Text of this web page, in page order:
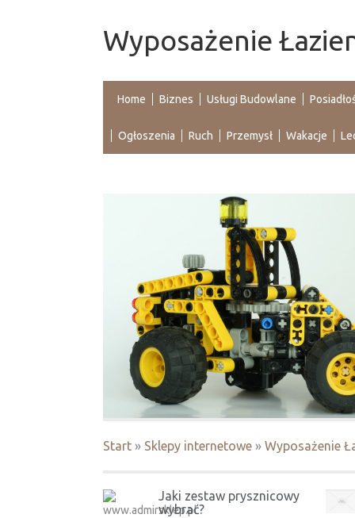
Wyposażenie
Home Biznes Usługi Budowlane
Ogłoszenia Ruch Przemysł Wakacje
Start » Sklepy internetowe » Wyposażenie
Jaki zestaw prysznicowy
wybrać?